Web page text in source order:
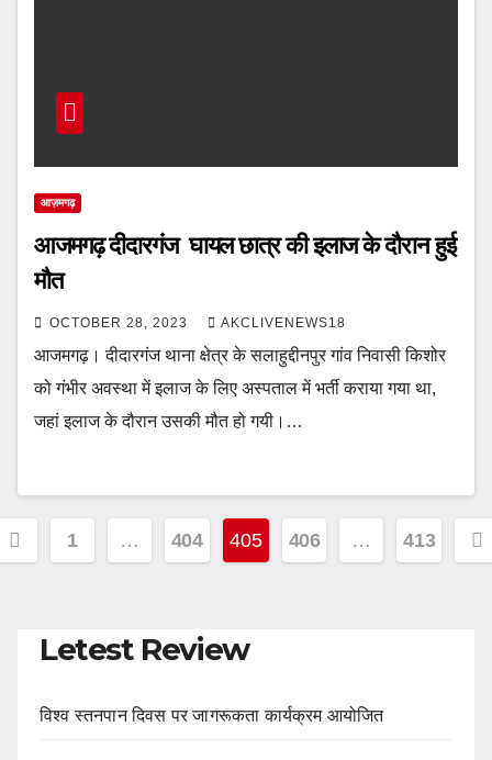
आज़मगढ़
आजमगढ़ दीदारगंज घायल छात्र की इलाज के दौरान हुई
मौत
OCTOBER 28, 2023 AKCLIVENEWS18
आजमगढ़। दीदारगंज थाना क्षेत्र के सलाहुद्दीनपुर गांव निवासी किशोर
को गंभीर अवस्था में इलाज के लिए अस्पताल में भर्ती कराया गया था,
जहां इलाज के दौरान उसकी मौत हो गयी।…
1 … 404 405 406 … 413
Letest Review
विश्व स्तनपान दिवस पर जागरूकता कार्यक्रम आयोजित